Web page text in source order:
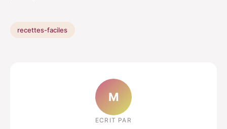
recettes-faciles
M
ECRIT PAR